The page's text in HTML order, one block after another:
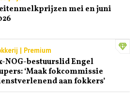
mei en juni
| Premium
NOG-bestuurslid Engel
‘Maak fokcommissie
aan fokkers’